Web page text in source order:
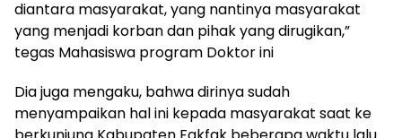
diantara masyarakat, yang nantinya masyarakat
yang menjadi korban dan pihak yang dirugikan,”
tegas Mahasiswa program Doktor ini
Dia juga mengaku, bahwa dirinya sudah
menyampaikan hal ini kepada masyarakat saat ke